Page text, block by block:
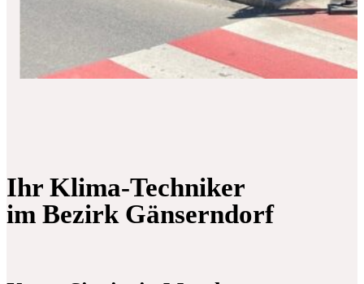
Ihr Klima-Techniker
im Bezirk Gänserndorf